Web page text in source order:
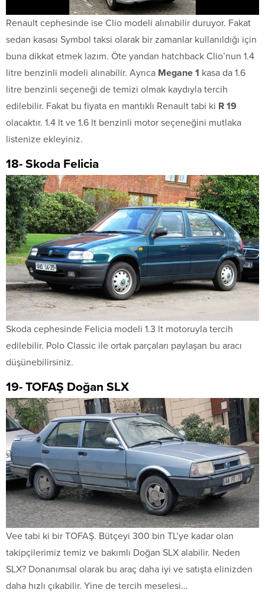
Renault cephesinde ise Clio modeli alınabilir duruyor. Fakat
sedan kasası Symbol taksi olarak bir zamanlar kullanıldığı için
buna dikkat etmek lazım. Öte yandan hatchback Clio’nun 1.4
litre benzinli modeli alınabilir. Ayrıca Megane 1 kasa da 1.6
litre benzinli seçeneği de temizi olmak kaydıyla tercih
edilebilir. Fakat bu fiyata en mantıklı Renault tabi ki R 19
olacaktır. 1.4 lt ve 1.6 lt benzinli motor seçeneğini mutlaka
listenize ekleyiniz.
18- Skoda Felicia
Skoda cephesinde Felicia modeli 1.3 lt motoruyla tercih
edilebilir. Polo Classic ile ortak parçaları paylaşan bu aracı
düşünebilirsiniz.
19- TOFAŞ Doğan SLX
Vee tabi ki bir TOFAŞ. Bütçeyi 300 bin TL’ye kadar olan
takipçilerimiz temiz ve bakımlı Doğan SLX alabilir. Neden
SLX? Donanımsal olarak bu araç daha iyi ve satışta elinizden
daha hızlı çıkabilir. Yine de tercih meselesi…